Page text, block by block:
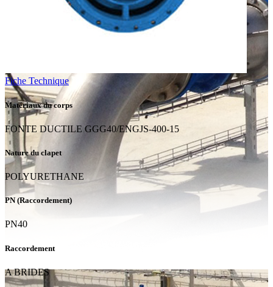
Fiche Technique
Matériaux du corps
FONTE DUCTILE GGG40/ENGJS-400-15
Nature du clapet
POLYURETHANE
PN (Raccordement)
PN40
Raccordement
A BRIDES